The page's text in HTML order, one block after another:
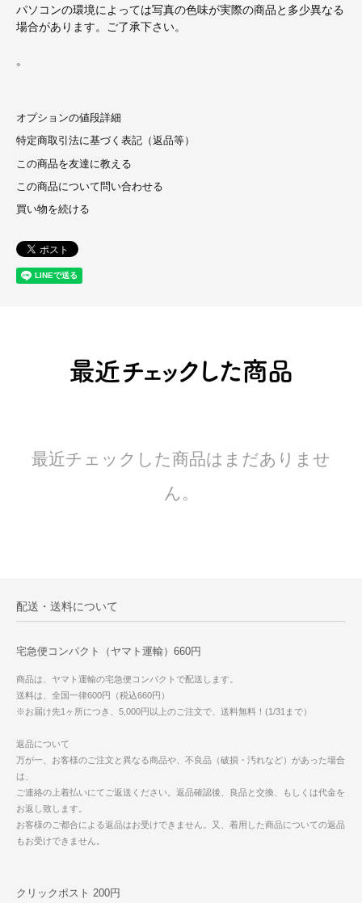
パソコンの環境によっては写真の色味が実際の商品と多少異なる
場合があります。ご了承下さい。
。
オプションの値段詳細
特定商取引法に基づく表記（返品等）
この商品を友達に教える
この商品について問い合わせる
買い物を続ける
最近チェックした商品はまだありませ
ん。
配送・送料について
宅急便コンパクト（ヤマト運輸）660円
商品は、ヤマト運輸の宅急便コンパクトで配送します。
送料は、全国一律600円（税込660円）
※お届け先1ヶ所につき、5,000円以上のご注文で、送料無料！(1/31まで）
返品について
万が一、お客様のご注文と異なる商品や、不良品（破損・汚れなど）があった場合
は、
ご連絡の上着払いにてご返送ください。返品確認後、良品と交換、もしくは代金を
お返し致します。
お客様のご都合による返品はお受けできません。又、着用した商品についての返品
もお受けできません。
クリックポスト 200円